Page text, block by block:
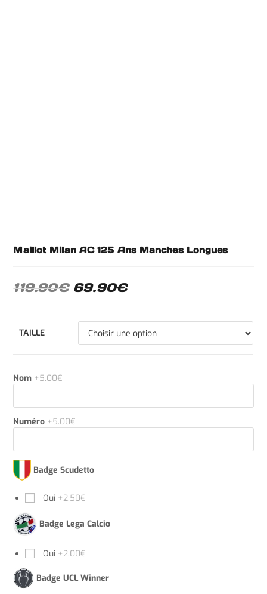
Maillot Milan AC 125 Ans Manches Longues
119.90€ 69.90€
TAILLE
Nom +5.00€
Numéro +5.00€
Badge Scudetto
Oui +2.50€
Badge Lega Calcio
Oui +2.00€
Badge UCL Winner